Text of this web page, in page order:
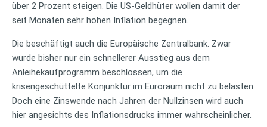
über 2 Prozent steigen. Die US-Geldhüter wollen damit der
seit Monaten sehr hohen Inflation begegnen.
Die beschäftigt auch die Europäische Zentralbank. Zwar
wurde bisher nur ein schnellerer Ausstieg aus dem
Anleihekaufprogramm beschlossen, um die
krisengeschüttelte Konjunktur im Euroraum nicht zu belasten.
Doch eine Zinswende nach Jahren der Nullzinsen wird auch
hier angesichts des Inflationsdrucks immer wahrscheinlicher.